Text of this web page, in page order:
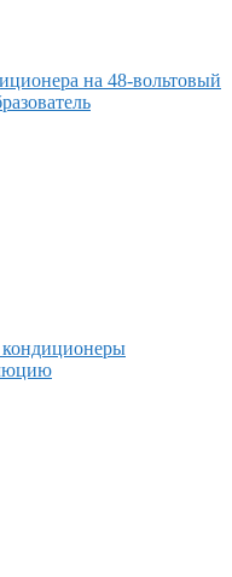
на 48-вольтовый